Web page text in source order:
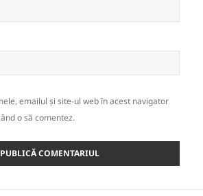
emailul și site-ul web în acest navigator
o să comentez.